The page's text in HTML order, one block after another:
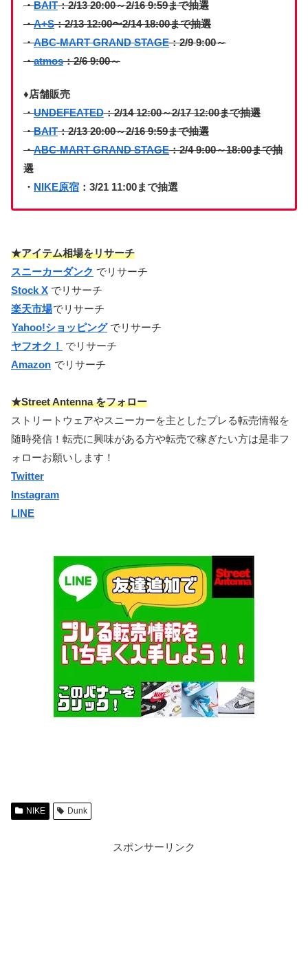
・BAIT：2/13 20:00～2/16 9:59まで抽選
・A+S：2/13 12:00〜2/14 18:00まで抽選
・ABC-MART GRAND STAGE：2/9 9:00～
・atmos：2/6 9:00～
♦店舗販売
・UNDEFEATED：2/14 12:00～2/17 12:00まで抽選
・BAIT：2/13 20:00～2/16 9:59まで抽選
・ABC-MART GRAND STAGE：2/4 9:00～18:00まで抽
選
・ NIKE原宿 ：3/21 11:00まで抽選
★アイテム相場をリサーチ
スニーカーダンク でリサーチ
Stock X でリサーチ
楽天市場でリサーチ
Yahoo!ショッピングでリサーチ
ヤフオク！
でリサーチ
Amazon でリサーチ
★Street Antenna をフォロー
ストリートウェアやスニーカーを主としたプレる転売情報を
随時発信！転売に興味がある方や転売で稼ぎたい方は是非フ
ォローお願いします！
Twitter
Instagram
LINE
NIKE Dunk
スポンサーリンク